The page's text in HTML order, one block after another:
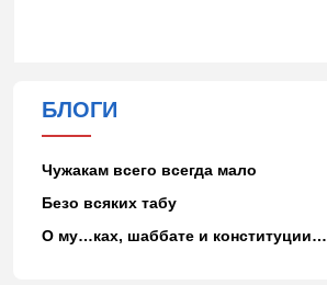
БЛОГИ
Чужакам всего всегда мало
Безо всяких табу
О му…ках, шаббате и конституции…